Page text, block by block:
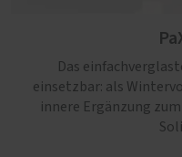
Das
einsetzbar: als
innere Ergänzung